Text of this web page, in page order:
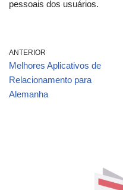
pessoais dos usuários.
ANTERIOR
Melhores Aplicativos de
Relacionamento para
Alemanha